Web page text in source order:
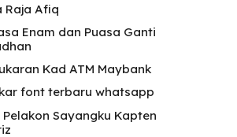
Raja Afiq
Enam dan Puasa Ganti
Kad ATM Maybank
font terbaru whatsapp
Sayangku Kapten